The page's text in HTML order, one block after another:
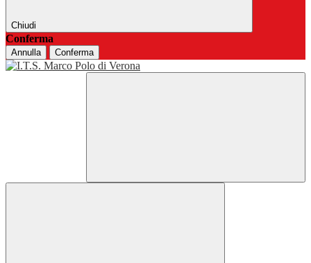
Chiudi
Conferma
Annulla Conferma